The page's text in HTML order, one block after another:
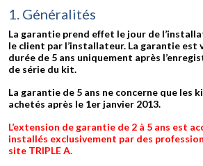
1. Généralités
La garantie prend effet le jour de
le client par l’installateur. La garantie est
durée de 5 ans uniquement après
de série du kit.
La garantie de 5 ans ne concerne que les
achetés après le 1er janvier 2013.
L’extension de garantie de 2 à 5 ans est
installés exclusivement par des
site TRIPLE A.